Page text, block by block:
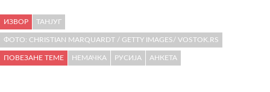
ИЗВОР ТАНЈУГ
ФОТО: CHRISTIAN MARQUARDT / GETTY IMAGES/ VOSTOK.RS
ПОВЕЗАНЕ ТЕМЕ НЕМАЧКА РУСИЈА АНКЕТА